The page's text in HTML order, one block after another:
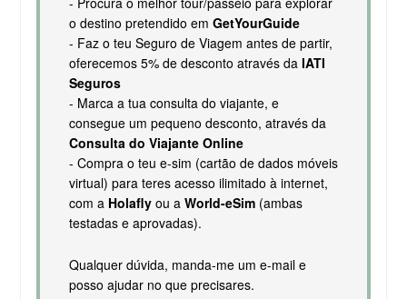
o destino pretendido em GetYourGuide
- Faz o teu Seguro de Viagem antes de partir,
oferecemos 5% de desconto através da IATI
Seguros
- Marca a tua consulta do viajante, e
consegue um pequeno desconto, através da
Consulta do Viajante Online
- Compra o teu e-sim (cartão de dados móveis
virtual) para teres acesso ilimitado à internet,
com a Holaflyou a World-eSim(ambas
testadas e aprovadas).
Qualquer dúvida, manda-me um e-mail e
posso ajudar no que precisares.